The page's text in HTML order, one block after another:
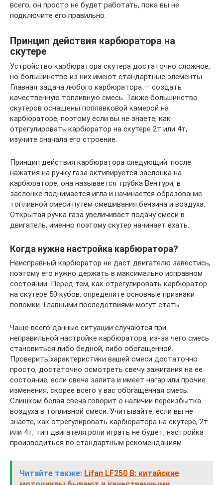
всего, он просто не будет работать, пока вы не
подключите его правильно.
Принцип действия карбюратора на
скутере
Устройство карбюратора скутера достаточно сложное,
но большинство из них имеют стандартные элементы.
Главная задача любого карбюратора — создать
качественную топливную смесь. Также большинство
скутеров оснащены поплавковой камерой на
карбюраторе, поэтому если вы не знаете, как
отрегулировать карбюратор на скутере 2т или 4т,
изучите сначала его строение.
Принцип действия карбюратора следующий: после
нажатия на ручку газа активируется заслонка на
карбюраторе, она называется трубка Вентури, в
заслонке поднимается игла и начинается образование
топливной смеси путем смешивания бензина и воздуха.
Открытая ручка газа увеличивает подачу смеси в
двигатель, именно поэтому скутер начинает ехать.
Когда нужна настройка карбюратора?
Неисправный карбюратор не даст двигателю завестись,
поэтому его нужно держать в максимально исправном
состоянии. Перед тем, как отрегулировать карбюратор
на скутере 50 кубов, определите основные признаки
поломки. Главными последствиями могут стать:
Чаще всего данные ситуации случаются при
неправильной настройке карбюратора, из-за чего смесь
становиться либо бедной, либо обогащенной.
Проверить характеристики вашей смеси достаточно
просто, достаточно осмотреть свечу зажигания на ее
состояние, если свеча залита и имеет нагар или прочие
изменения, скорее всего у вас обогащенная смесь.
Слишком белая свеча говорит о наличии переизбытка
воздуха в топливной смеси. Учитывайте, если вы не
знаете, как отрегулировать карбюратора на скутере, 2т
или 4т, тип двигателя роли играть не будет, настройка
производиться по стандартным рекомендациям.
Читайте также: Lifan LF250 B: китайские